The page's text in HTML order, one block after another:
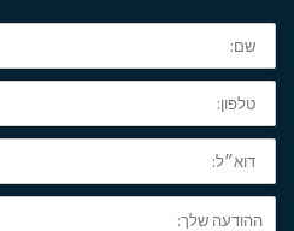
שם:
טלפון:
דוא״ל:
ההודעה
שלך: